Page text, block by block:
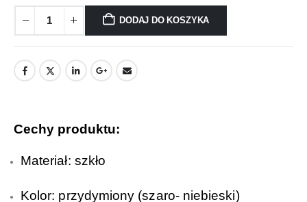
DODAJ DO KOSZYKA
Cechy produktu:
Materiał: szkło
Kolor: przydymiony (szaro- niebieski)